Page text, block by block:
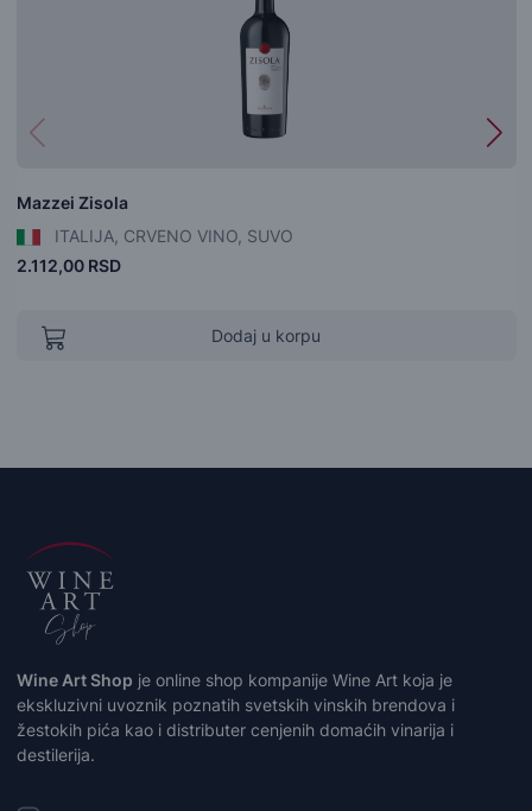
Mazzei Zisola
ITALIJA, CRVENO VINO, SUVO
2.112,00 RSD
Dodaj u korpu
Wine Art Shop je online shop kompanije Wine Art koja je
ekskluzivni uvoznik poznatih svetskih vinskih brendova i
žestokih pića kao i distributer cenjenih domaćih vinarija i
destilerija.